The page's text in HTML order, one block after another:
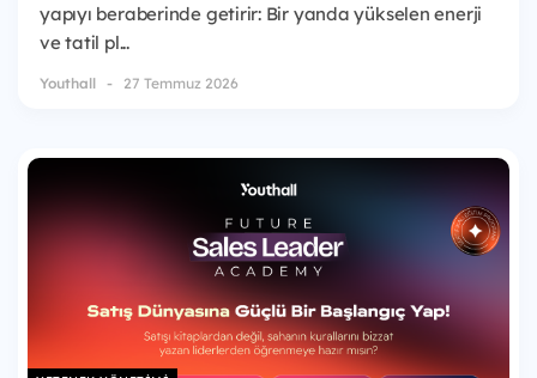
yapıyı beraberinde getirir: Bir yanda yükselen enerji
ve tatil pl...
Youthall 27 Temmuz 2026